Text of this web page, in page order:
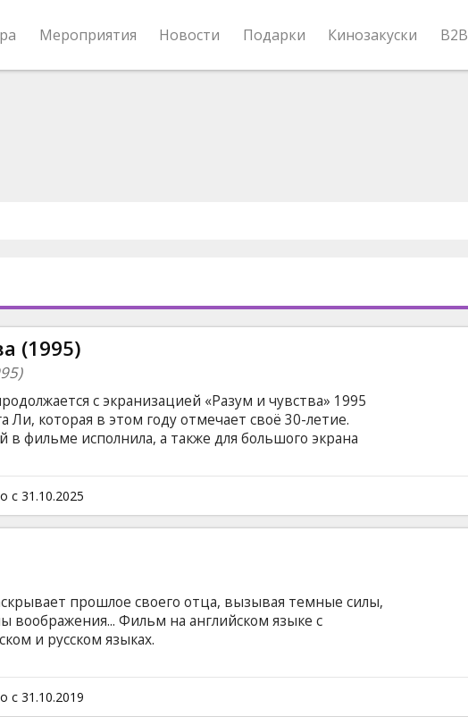
Мероприятия Новости Подарки Кинозакуски B2B
(1995)
с экранизацией «Разум и чувства» 1995
Ли, которая в этом году отмечает своё 30-летие.
в фильме исполнила, а также для большого экрана
работу была удостоена премии Американской
Экранизация романа Джейн Остин рассказывает
из благородных семейств и наследниках
подчиняться в выборе своих суженых
зависят.
с 31.10.2025
прошлое своего отца, вызывая темные силы,
воображения... Фильм на английском языке с
и русском языках.
с 31.10.2019